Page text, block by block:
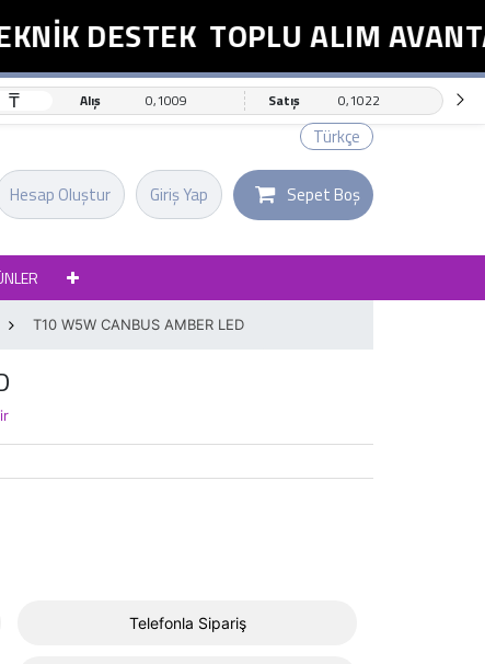
DESTEK TOPLU ALIM
₸ Alış 0,1009 Satış 0,1022
Türkçe
Giriş Yap
Hesap Oluştur Sepet Boş
T10 W5W CANBUS AMBER LED
Telefonla Sipariş